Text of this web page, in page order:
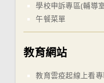
學校申訴專區(輔導
午餐菜單
教育網站
教育雲疫起線上看